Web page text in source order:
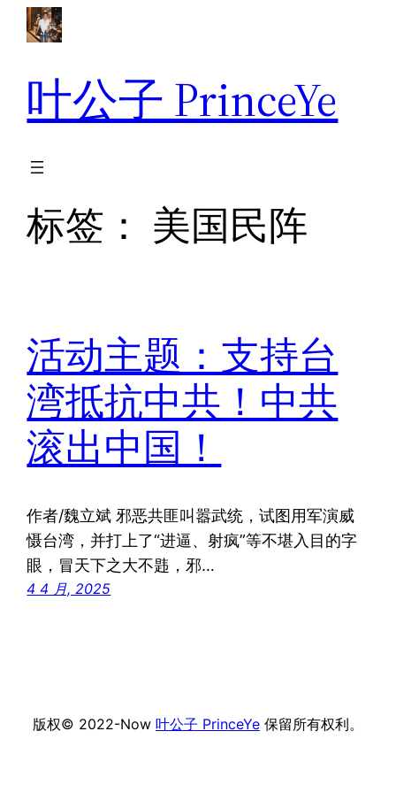
叶公子 PrinceYe
标签： 美国民阵
活动主题：支持台
湾抵抗中共！中共
滚出中国！
作者/魏立斌 邪恶共匪叫嚣武统，试图用军演威
慑台湾，并打上了“进逼、射疯”等不堪入目的字
眼，冒天下之大不韪，邪…
4 4 月, 2025
版权© 2022-Now 叶公子 PrinceYe 保留所有权利。